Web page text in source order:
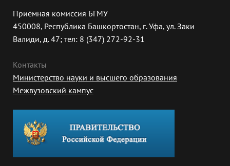
Приёмная комиссия БГМУ
450008, Республика Башкортостан, г. Уфа, ул. Заки
Валиди, д. 47; тел: 8 (347) 272-92-31
Контакты
Министерство науки и высшего образования
Межвузовский кампус